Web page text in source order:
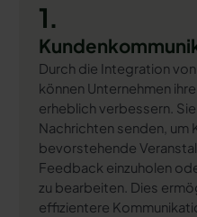
1.
Durch die Integration
können Unternehmen
erheblich verbessern.
Nachrichten senden, um
bevorstehende
Feedback einzuholen
zu bearbeiten. Dies
effizientere